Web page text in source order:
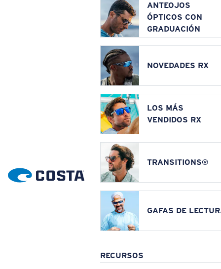
ANTEOJOS
ÓPTICOS CON
GRADUACIÓN
NOVEDADES RX
LOS MÁS
VENDIDOS RX
TRANSITIONS®
GAFAS DE
RECURSOS